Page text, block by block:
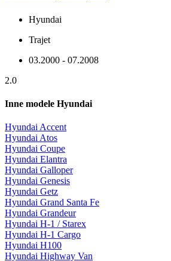
Hyundai
Trajet
03.2000 - 07.2008
2.0
Inne modele Hyundai
Hyundai Accent
Hyundai Atos
Hyundai Coupe
Hyundai Elantra
Hyundai Galloper
Hyundai Genesis
Hyundai Getz
Hyundai Grand Santa Fe
Hyundai Grandeur
Hyundai H-1 / Starex
Hyundai H-1 Cargo
Hyundai H100
Hyundai Highway Van